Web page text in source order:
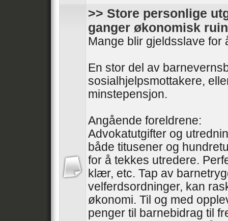
>> Store personlige
ganger økonomisk ruin
Mange blir gjeldsslave for
En stor del av
sosialhjelpsmottakere,
minstepensjon.
Angående foreldrene:
Advokatutgifter og
både titusener og
for å tekkes utredere.
klær, etc. Tap av
velferdsordninger, kan
økonomi. Til og med
penger til barnebidrag til